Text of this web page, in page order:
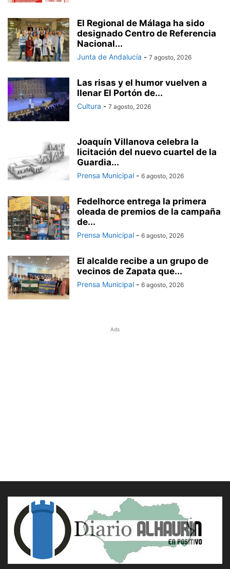
El Regional de Málaga ha sido
designado Centro de Referencia
Nacional...
Junta de Andalucía - 7 agosto, 2026
Las risas y el humor vuelven a
llenar El Portón de...
Cultura - 7 agosto, 2026
Joaquín Villanova celebra la
licitación del nuevo cuartel de la
Guardia...
Prensa Municipal - 6 agosto, 2026
Fedelhorce entrega la primera
oleada de premios de la campaña
de...
Prensa Municipal - 6 agosto, 2026
El alcalde recibe a un grupo de
vecinos de Zapata que...
Prensa Municipal - 6 agosto, 2026
Ads